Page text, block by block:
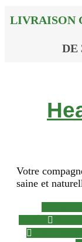
LIVRAISON
DE
Votre
saine et